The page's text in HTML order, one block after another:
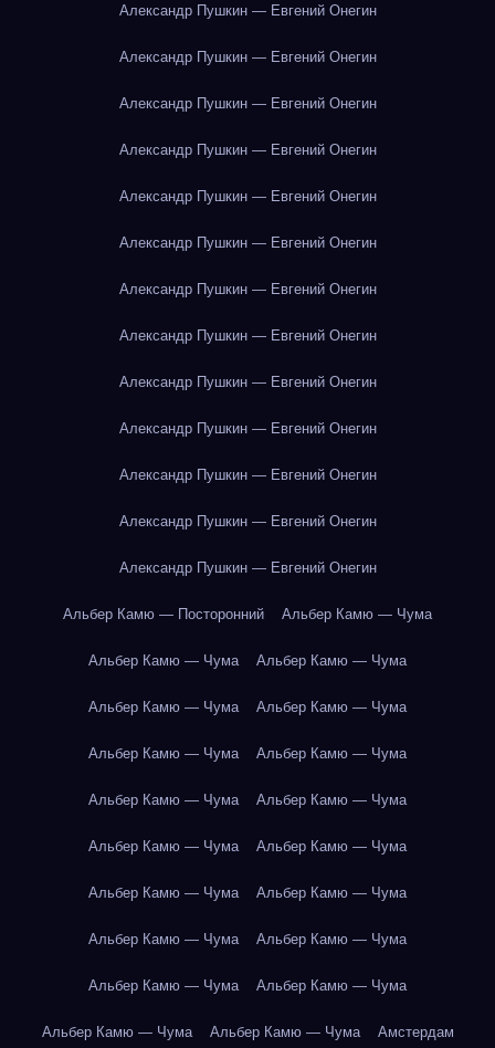
Александр Пушкин — Евгений Онегин
Александр Пушкин — Евгений Онегин
Александр Пушкин — Евгений Онегин
Александр Пушкин — Евгений Онегин
Александр Пушкин — Евгений Онегин
Александр Пушкин — Евгений Онегин
Александр Пушкин — Евгений Онегин
Александр Пушкин — Евгений Онегин
Александр Пушкин — Евгений Онегин
Александр Пушкин — Евгений Онегин
Александр Пушкин — Евгений Онегин
Александр Пушкин — Евгений Онегин
Александр Пушкин — Евгений Онегин
Альбер Камю — Посторонний Альбер Камю — Чума
Альбер Камю — Чума Альбер Камю — Чума
Альбер Камю — Чума Альбер Камю — Чума
Альбер Камю — Чума Альбер Камю — Чума
Альбер Камю — Чума Альбер Камю — Чума
Альбер Камю — Чума Альбер Камю — Чума
Альбер Камю — Чума Альбер Камю — Чума
Альбер Камю — Чума Альбер Камю — Чума
Альбер Камю — Чума Альбер Камю — Чума
Альбер Камю — Чума Альбер Камю — Чума Амстердам